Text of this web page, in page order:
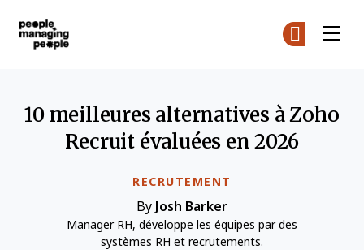
RECRUTEMENT
10 meilleures alternatives à Zoho
Recruit évaluées en 2026
By Josh Barker
Manager RH, développe les équipes par des
systèmes RH et recrutements.